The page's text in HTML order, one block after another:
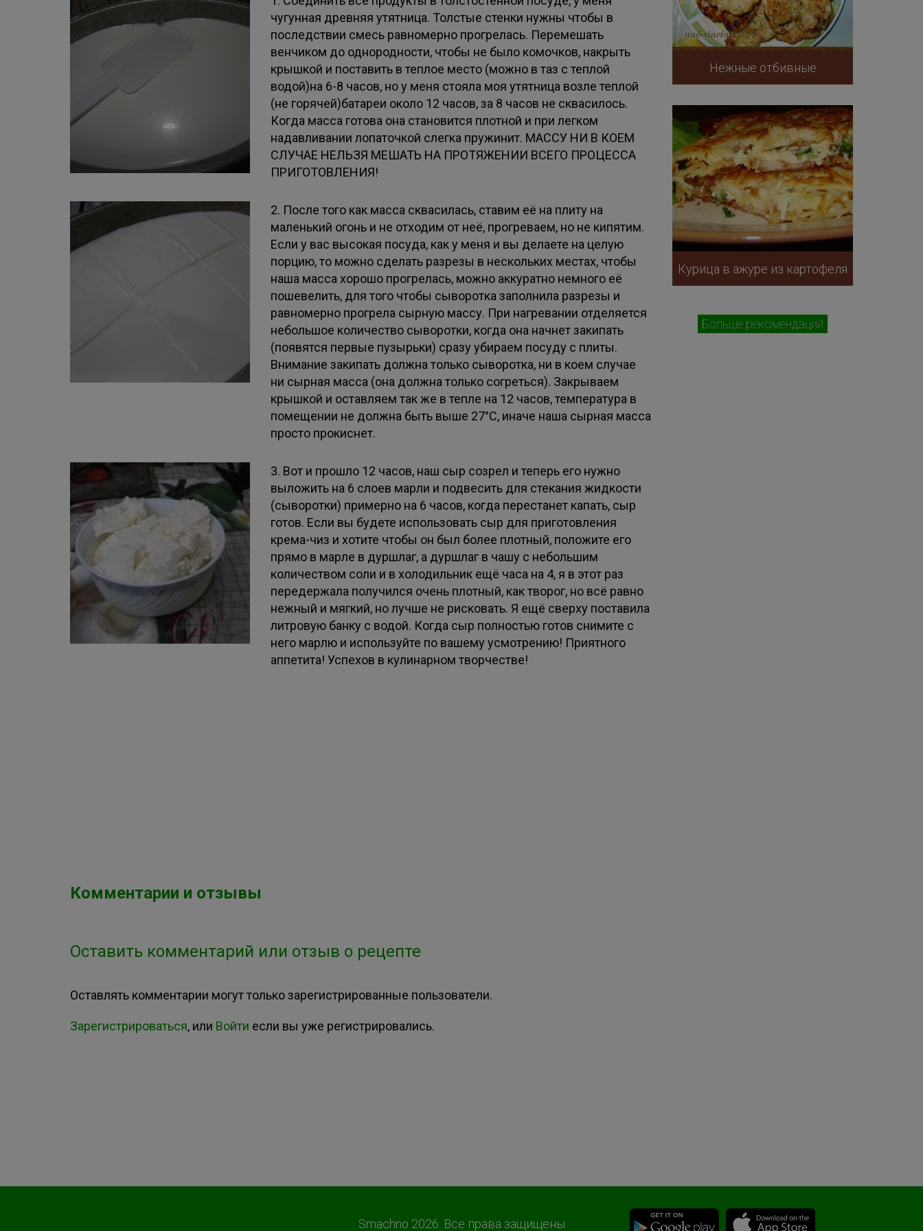
чугунная древняя утятница. Толстые стенки нужны чтобы в
последствии смесь равномерно прогрелась. Перемешать
венчиком до однородности, чтобы не было комочков, накрыть
крышкой и поставить в теплое место (можно в таз с теплой
водой)на 6-8 часов, но у меня стояла моя утятница возле теплой
(не горячей)батареи около 12 часов, за 8 часов не сквасилось.
Когда масса готова она становится плотной и при легком
надавливании лопаточкой слегка пружинит. МАССУ НИ В КОЕМ
СЛУЧАЕ НЕЛЬЗЯ МЕШАТЬ НА ПРОТЯЖЕНИИ ВСЕГО ПРОЦЕССА
ПРИГОТОВЛЕНИЯ!
2. После того как масса сквасилась, ставим её на плиту на
маленький огонь и не отходим от неё, прогреваем, но не кипятим.
Если у вас высокая посуда, как у меня и вы делаете на целую
порцию, то можно сделать разрезы в нескольких местах, чтобы
наша масса хорошо прогрелась, можно аккуратно немного её
пошевелить, для того чтобы сыворотка заполнила разрезы и
равномерно прогрела сырную массу. При нагревании отделяется
небольшое количество сыворотки, когда она начнет закипать
(появятся первые пузырьки) сразу убираем посуду с плиты.
Внимание закипать должна только сыворотка, ни в коем случае
ни сырная масса (она должна только согреться). Закрываем
крышкой и оставляем так же в тепле на 12 часов, температура в
помещении не должна быть выше 27°С, иначе наша сырная масса
просто прокиснет.
3. Вот и прошло 12 часов, наш сыр созрел и теперь его нужно
выложить на 6 слоев марли и подвесить для стекания жидкости
(сыворотки) примерно на 6 часов, когда перестанет капать, сыр
готов. Если вы будете использовать сыр для приготовления
крема-чиз и хотите чтобы он был более плотный, положите его
прямо в марле в дуршлаг, а дуршлаг в чашу с небольшим
количеством соли и в холодильник ещё часа на 4, я в этот раз
передержала получился очень плотный, как творог, но всё равно
нежный и мягкий, но лучше не рисковать. Я ещё сверху поставила
литровую банку с водой. Когда сыр полностью готов снимите с
него марлю и используйте по вашему усмотрению! Приятного
аппетита! Успехов в кулинарном творчестве!
Комментарии и отзывы
Оставить комментарий или отзыв о рецепте
Оставлять комментарии могут только зарегистрированные пользователи.
Зарегистрироваться, или Войти если вы уже регистрировались.
Нежные отбивные
Курица в ажуре из картофеля
Больше рекомендаций
Smachno 2026. Все права защищены